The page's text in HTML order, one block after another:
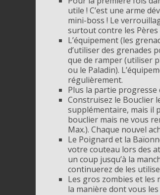
utile ! C’est une arme
mini-boss ! Le
surtout contre les Pères
L’équipement (les
d’utiliser des grenades
que de ramper (utiliser
ou le Paladin).
régulièrement.
Plus la partie progresse
Construisez le Bouclier
supplémentaire, mais il
bouclier mais ne vous
Max.). Chaque nouvel
Le Poignard et la
votre couteau lors des
un coup jusqu’à la
continuerez de les
Les gros zombies et
la manière dont vous les